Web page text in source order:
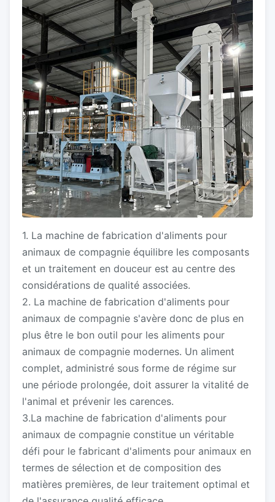
1. La machine de fabrication d'aliments pour
animaux de compagnie équilibre les composants
et un traitement en douceur est au centre des
considérations de qualité associées.
2. La machine de fabrication d'aliments pour
animaux de compagnie s'avère donc de plus en
plus être le bon outil pour les aliments pour
animaux de compagnie modernes. Un aliment
complet, administré sous forme de régime sur
une période prolongée, doit assurer la vitalité de
l'animal et prévenir les carences.
3.La machine de fabrication d'aliments pour
animaux de compagnie constitue un véritable
défi pour le fabricant d'aliments pour animaux en
termes de sélection et de composition des
matières premières, de leur traitement optimal et